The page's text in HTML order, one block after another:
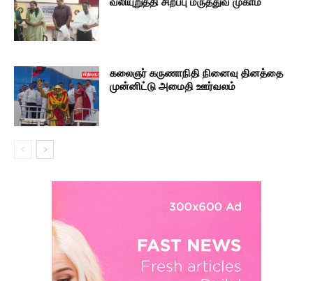
கலைஞர் கருணாநிதி நினைவு தினத்தை
முன்னிட்டு அமைதி ஊர்வலம்